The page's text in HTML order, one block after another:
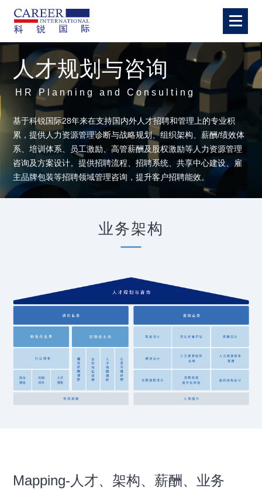
人才规划与咨询
HR Planning and Consulting
基于科锐国际28年来在支持国内外人才招聘和管理上的专业积
累，提供人力资源管理诊断与战略规划、组织架构、薪酬/绩效体
系、培训体系、员工激励、高管薪酬及股权激励等人力资源管理
咨询及方案设计。提供招聘流程、招聘系统、共享中心建设、雇
主品牌包装等招聘领域管理咨询，提升客户招聘能效。
业务架构
Mapping-人才、架构、薪酬、业务